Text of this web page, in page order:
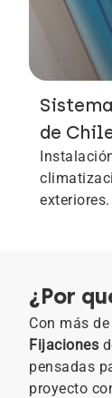
de
exteriores.
¿Por
Con más
Fijaciones
pensadas
proyecto